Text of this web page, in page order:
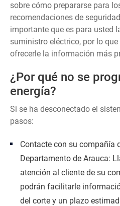
sobre cómo prepararse para
recomendaciones de
importante que es para usted
suministro eléctrico, por lo
ofrecerle la información más
¿Por qué no se
energía?
Si se ha desconectado el
pasos:
Contacte con su compañía
Departamento de Arauca:
atención al cliente de su
podrán facilitarle
del corte y un plazo